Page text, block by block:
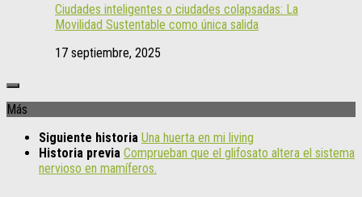
Ciudades inteligentes o ciudades colapsadas: La
Movilidad Sustentable como única salida
17 septiembre, 2025
Más
Siguiente historia Una huerta en mi living
Historia previa Comprueban que el glifosato altera el sistema
nervioso en mamíferos.